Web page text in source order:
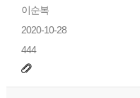
이순복
2020-10-28
444